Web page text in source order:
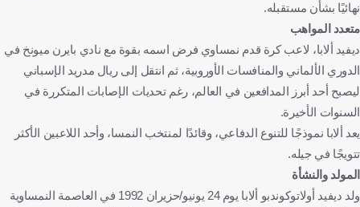
نهائيًا بشأن مستقبله.
متعدد المواهب
ديفيد ألابا، لاعب كرة قدم نمساوي فرض اسمه بقوة مع نادي بايرن ميونخ في
الدوري الألماني والمنافسات الأوروبية، ثم انتقل إلى ريال مدريد الإسباني
ليصبح أحد أبرز المدافعين في العالم، رغم تحديات الإصابات المتكررة في
السنوات الأخيرة.
يعد ألابا نموذجًا للتنوع الدفاعي، وقائدًا لمنتخب النمسا، وأحد اللاعبين الأكثر
تتويجًا في جيله.
المولد والنشأة
ولد ديفيد أولاتوكوندبو ألابا يوم 24 يونيو/حزيران 1992 في العاصمة النمساوية